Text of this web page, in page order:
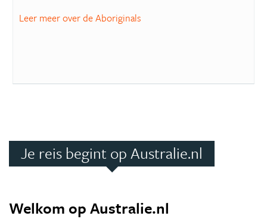
Leer meer over de Aboriginals
Je reis begint op Australie.nl
Welkom op Australie.nl